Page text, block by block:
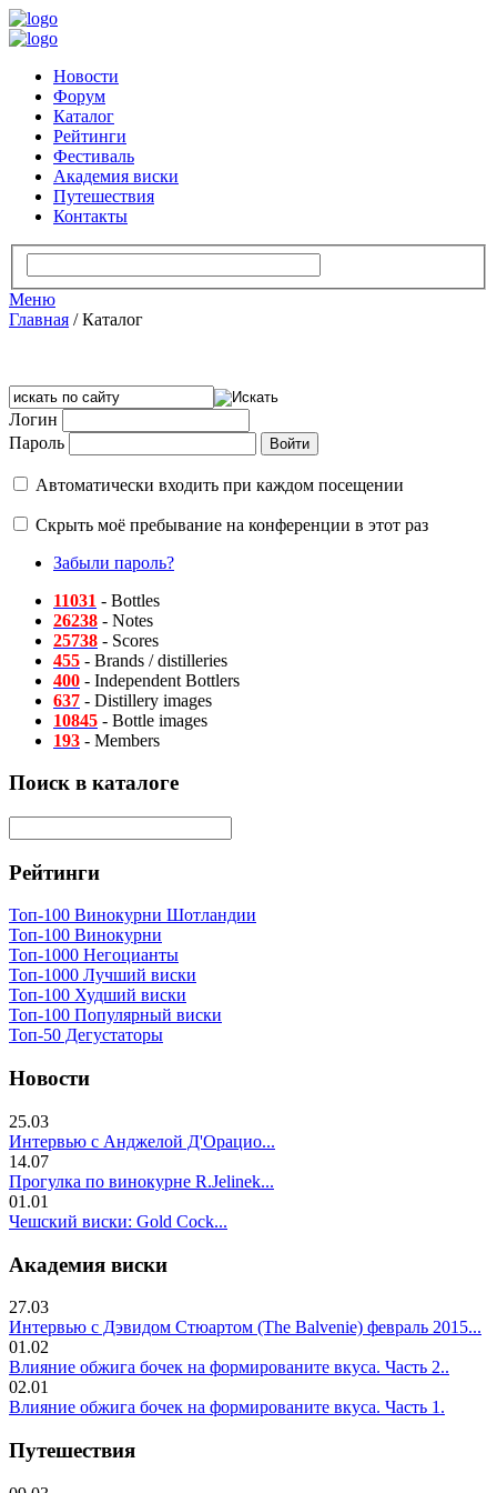
Новости
Форум
Каталог
Рейтинги
Фестиваль
Академия виски
Путешествия
Контакты
Меню
Главная /Каталог
Логин
Пароль
Автоматически входить при каждом посещении
Скрыть моё пребывание на конференции в этот раз
Забыли пароль?
11031 - Bottles
26238 - Notes
25738 - Scores
455 - Brands / distilleries
400 - Independent Bottlers
637 - Distillery images
10845 - Bottle images
193 - Members
Поиск в каталоге
Рейтинги
Топ-100 Винокурни Шотландии
Топ-100 Винокурни
Топ-1000 Негоцианты
Топ-1000 Лучший виски
Топ-100 Худший виски
Топ-100 Популярный виски
Топ-50 Дегустаторы
Новости
25.03
Интервью с Анджелой Д'Орацио...
14.07
Прогулка по винокурне R.Jelinek...
01.01
Чешский виски: Gold Cock...
Академия виски
27.03
Интервью с Дэвидом Стюартом (The Balvenie) февраль 2015...
01.02
Влияние обжига бочек на формированите вкуса. Часть 2..
02.01
Влияние обжига бочек на формированите вкуса. Часть 1.
Путешествия